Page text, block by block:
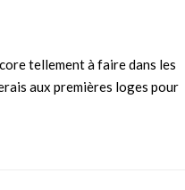
tellement à faire dans les
aux premières loges pour